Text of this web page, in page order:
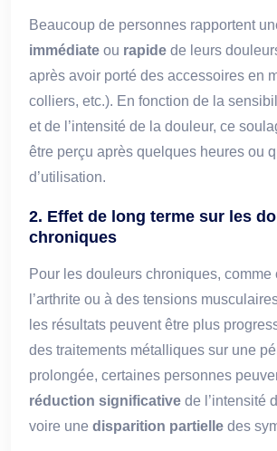
Beaucoup de personnes rapportent
immédiate ou rapide de leurs
après avoir porté des accessoires en
colliers, etc.). En fonction de la
et de l’intensité de la douleur, ce
être perçu après quelques heures ou
d’utilisation.
2. Effet de long terme sur les
chroniques
Pour les douleurs chroniques, comme
l’arthrite ou à des tensions
les résultats peuvent être plus
des traitements métalliques sur une
prolongée, certaines personnes
réduction significative de l’intensité
voire une disparition partielle des